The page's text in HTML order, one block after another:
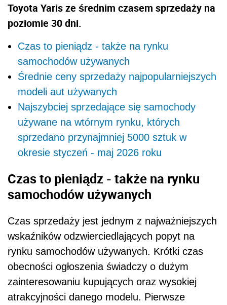
Toyota Yaris ze średnim czasem sprzedaży na
poziomie 30 dni.
Czas to pieniądz - także na rynku
samochodów używanych
Średnie ceny sprzedaży najpopularniejszych
modeli aut używanych
Najszybciej sprzedające się samochody
używane na wtórnym rynku, których
sprzedano przynajmniej 5000 sztuk w
okresie styczeń - maj 2026 roku
Czas to pieniądz - także na rynku
samochodów używanych
Czas sprzedaży jest jednym z najważniejszych
wskaźników odzwierciedlających popyt na
rynku samochodów używanych. Krótki czas
obecności ogłoszenia świadczy o dużym
zainteresowaniu kupujących oraz wysokiej
atrakcyjności danego modelu. Pierwsze